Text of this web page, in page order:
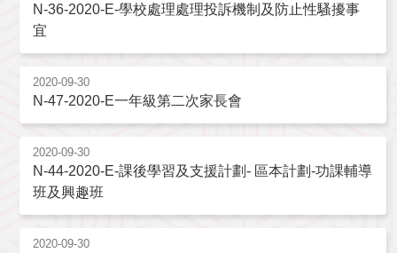
N-36-2020-E-學校處理處理投訴機制及防止性騷擾事
宜
2020-09-30
N-47-2020-E一年級第二次家長會
2020-09-30
N-44-2020-E-課後學習及支援計劃- 區本計劃-功課輔導
班及興趣班
2020-09-30